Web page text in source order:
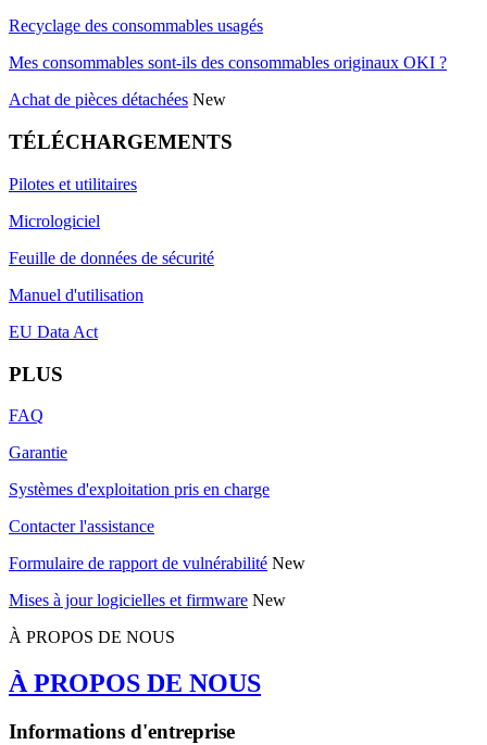
Recyclage des consommables usagés
Mes consommables sont-ils des consommables originaux OKI ?
Achat de pièces détachées New
TÉLÉCHARGEMENTS
Pilotes et utilitaires
Micrologiciel
Feuille de données de sécurité
Manuel d'utilisation
EU Data Act
PLUS
FAQ
Garantie
Systèmes d'exploitation pris en charge
Contacter l'assistance
Formulaire de rapport de vulnérabilité New
Mises à jour logicielles et firmware New
À PROPOS DE NOUS
À PROPOS DE NOUS
Informations d'entreprise